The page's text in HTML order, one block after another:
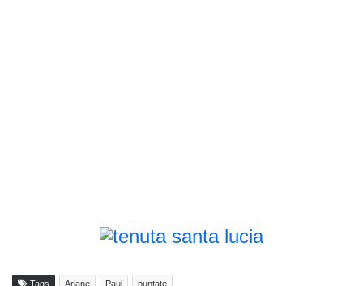
Tags Ariane Paul puntate